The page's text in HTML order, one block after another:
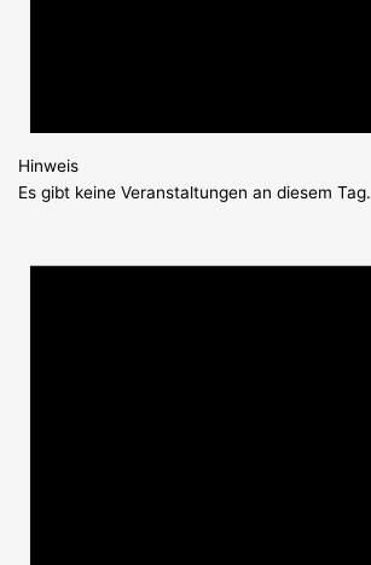
Hinweis
Es gibt keine Veranstaltungen an diesem Tag.